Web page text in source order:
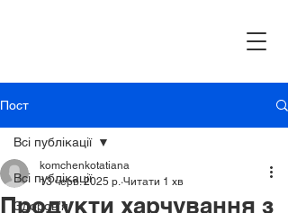
Пост
Всі публікації
Здоров’я
Всі публікації
Продукти харчування з
komchenkotatiana
13 черв. 2025 р. Читати 1 хв